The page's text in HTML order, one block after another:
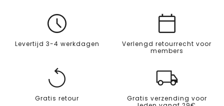
Levertijd 3-4 werkdagen
Verlengd retourrecht voor
members
Gratis retour
Gratis verzending voor